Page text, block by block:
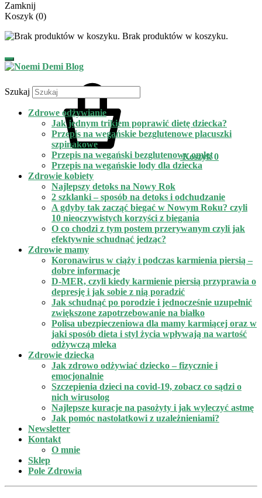
Zamknij
Koszyk (0)
Brak produktów w koszyku.
Koszyk 0
Szukaj
Zdrowe odżywianie
Jak jednym trikiem poprawić dietę dziecka?
Przepis na wegańskie bezglutenowe placuszki
szpinakowe
Przepis na wegański bezglutenowy omlet
Przepis na wegańskie lody dla dziecka
Zdrowie kobiety
Najlepszy detoks na Nowy Rok
2 szklanki – sposób na detoks i odchudzanie
A gdyby tak zacząć biegać w Nowym Roku? czyli
10 nieoczywistych korzyści z biegania
O co chodzi z tym postem przerywanym czyli jak
efektywnie schudnąć jedząc?
Zdrowie mamy
Koronawirus w ciąży i podczas karmienia piersią –
dobre informacje
D-MER, czyli kiedy karmienie piersią przyprawia o
depresję i jak sobie z nią poradzić
Jak schudnąć po porodzie i jednocześnie uzupełnić
zwiększone zapotrzebowanie na białko
Polisa ubezpieczeniowa dla mamy karmiącej oraz w
jaki sposób dieta i styl życia wpływają na wartość
odżywczą mleka
Zdrowie dziecka
Jak zdrowo odżywiać dziecko – fizycznie i
emocjonalnie
Szczepienia dzieci na covid-19, zobacz co sądzi o
nich wirusolog
Najlepsze kuracje na pasożyty i jak wyleczyć astmę
Jak pomóc nastolatkowi z uzależnieniami?
Newsletter
Kontakt
O mnie
Sklep
Pole Zdrowia